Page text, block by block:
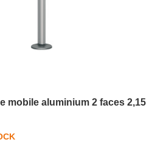
mobile aluminium 2 faces 2,15